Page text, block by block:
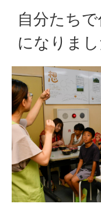
自分たち
になりまし